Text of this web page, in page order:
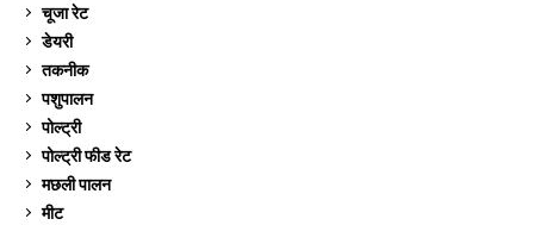
चूजा रेट
डेयरी
तकनीक
पशुपालन
पोल्ट्री
पोल्ट्री फीड रेट
मछली पालन
मीट